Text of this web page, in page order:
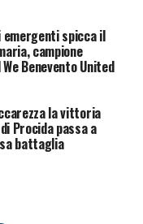
emergenti spicca il
campione
Benevento United
la vittoria
Procida passa a
battaglia